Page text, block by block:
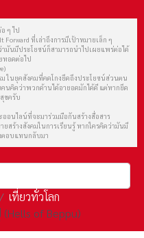
ๆ ไป
Forward ที่เล่าถึงการมีเป้าหมายเล็ก ๆ
มันมีประโยชน์ก็สามารถนำไปเผยแพร่ต่อได้
ทอดต่อไป
ในยุคสังคมที่คดโกงยึดถึงประโยชน์ส่วนตน
คิดว่าพวกด้านได้อายอดมักได้ดี แต่หากยึด
ขครับ
ออนไลน์ที่จะมาร่วมมือกันสร้างสื่อสาร
สร้างสังคมในการเรียนรู้ หากใครคิดว่ามันมี
ตอบแทนกลับมา
เที่ยวทั่วโลก
of Beppu)